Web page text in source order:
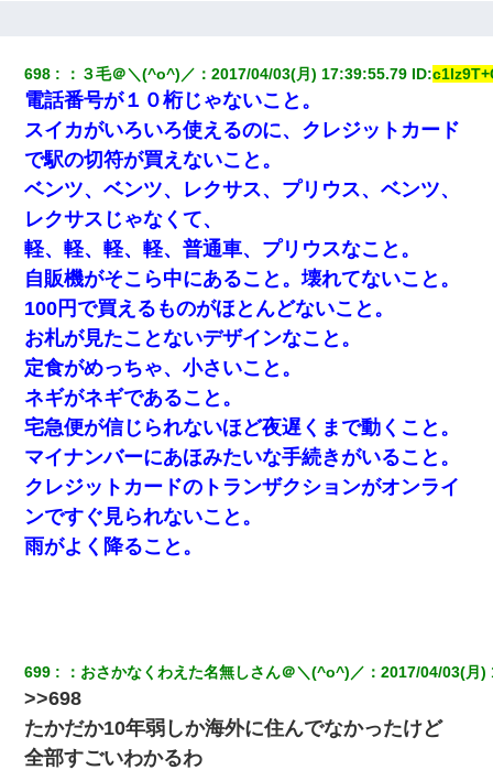
凸してきた
日航機墜落事故の「ここからは日本語で大丈夫ですよ〜」の絶望
感がヤバイ・・・
ケーキバイキングにいた単独の50くらいのオッサン、強烈だっ
た。
22歳の頃、父に36歳の男性とお見合いをしてくれと頼まれた。父
の親会社の経営者の息子さんだったので、父も喜んで私の写真を
送ったんだが→
【画像】女上司(30)「終電なくなったね…部屋くる？」ワイ「行
きます！」
【まぬけ】夫「離婚だ！」私「わかった。で？」夫「慰謝料
だ！」私「いいけど弁護士通して。私も請求する」夫「」
我が家のガレージに見知らぬ車。俺「もしもし、玄関にもシャッ
ターリモコンあるだろ？DOWNのボタン押してｗ」→ 待つこと１
時間弱・・・
【驚愕】5000円でＪＫと行為してきたが後悔しかない…
妊娠中に「おいこのブタ女！てめー席譲れ！」と絡まれ腹を殴る
真似された。泣きながら夫に話すと一年後に…
698 ： ３毛＠＼(^o^)／ ：2017/04/03(月) 17:39:55.79 ID:
電話番号が１０桁じゃないこと。
スイカがいろいろ使えるのに、クレジットカード
で駅の切符が買えないこと。
ベンツ、ベンツ、レクサス、プリウス、ベンツ、
レクサスじゃなくて、
軽、軽、軽、軽、普通車、プリウスなこと。
自販機がそこら中にあること。壊れてないこと。
100円で買えるものがほとんどないこと。
お札が見たことないデザインなこと。
定食がめっちゃ、小さいこと。
ネギがネギであること。
宅急便が信じられないほど夜遅くまで動くこと。
マイナンバーにあほみたいな手続きがいること。
クレジットカードのトランザクションがオンライ
ンですぐ見られないこと。
雨がよく降ること。
699 ： おさかなくわえた名無しさん＠＼(^o^)／ ：2017/04/03(月)
>>698
たかだか10年弱しか海外に住んでなかったけど
全部すごいわかるわ